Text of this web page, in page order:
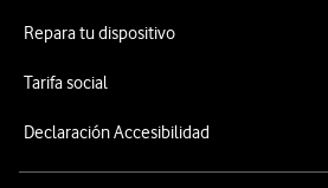
Repara tu dispositivo
Tarifa social
Declaración Accesibilidad